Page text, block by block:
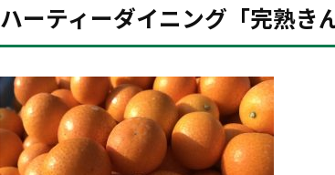
ハーティーダイニング「完熟